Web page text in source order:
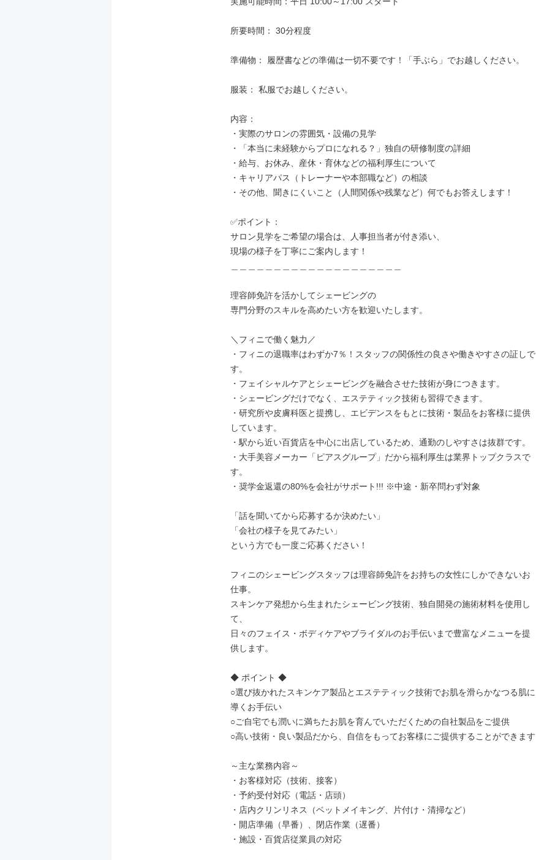
所要時間： 30分程度
準備物： 履歴書などの準備は一切不要です！「手ぶら」でお越しください。
服装： 私服でお越しください。
内容：
・実際のサロンの雰囲気・設備の見学
・「本当に未経験からプロになれる？」独自の研修制度の詳細
・給与、お休み、産休・育休などの福利厚生について
・キャリアパス（トレーナーや本部職など）の相談
・その他、聞きにくいこと（人間関係や残業など）何でもお答えします！
✅ポイント：
サロン見学をご希望の場合は、人事担当者が付き添い、
現場の様子を丁寧にご案内します！
理容師免許を活かしてシェービングの
専門分野のスキルを高めたい方を歓迎いたします。
＼フィニで働く魅力／
・フィニの退職率はわずか7％！スタッフの関係性の良さや働きやすさの証しで
す。
・フェイシャルケアとシェービングを融合させた技術が身につきます。
・シェービングだけでなく、エステティック技術も習得できます。
・研究所や皮膚科医と提携し、エビデンスをもとに技術・製品をお客様に提供
しています。
・駅から近い百貨店を中心に出店しているため、通勤のしやすさは抜群です。
・大手美容メーカー「ピアスグループ」だから福利厚生は業界トップクラスで
す。
・奨学金返還の80%を会社がサポート!!! ※中途・新卒問わず対象
「話を聞いてから応募するか決めたい」
「会社の様子を見てみたい」
という方でも一度ご応募ください！
フィニのシェービングスタッフは理容師免許をお持ちの女性にしかできないお
仕事。
スキンケア発想から生まれたシェービング技術、独自開発の施術材料を使用し
て、
日々のフェイス・ボディケアやブライダルのお手伝いまで豊富なメニューを提
供します。
◆ ポイント ◆
○選び抜かれたスキンケア製品とエステティック技術でお肌を滑らかなつる肌に
導くお手伝い
○ご自宅でも潤いに満ちたお肌を育んでいただくための自社製品をご提供
○高い技術・良い製品だから、自信をもってお客様にご提供することができます
～主な業務内容～
・お客様対応（技術、接客）
・予約受付対応（電話・店頭）
・店内クリンリネス（ベットメイキング、片付け・清掃など）
・開店準備（早番）、閉店作業（遅番）
・施設・百貨店従業員の対応